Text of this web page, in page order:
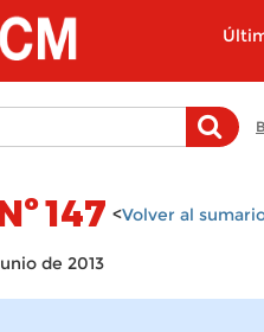
147 <Volver al
de 2013